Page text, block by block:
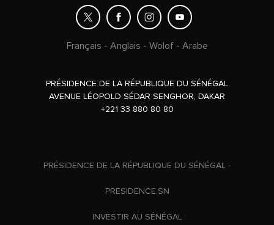
Français - Anglais - Wolof- Arabe
PRÉSIDENCE DE LA RÉPUBLIQUE DU SÉNÉGAL
AVENUE LÉOPOLD SÉDAR SENGHOR, DAKAR
+221 33 880 80 80
PRÉSIDENCE DE LA RÉPUBLIQUE DU SÉNÉGAL -
PRESIDENCE.SN
INVESTIR AU SÉNÉGAL